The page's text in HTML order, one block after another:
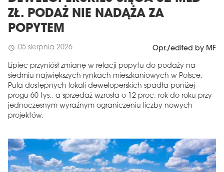
ZŁ. PODAŻ NIE NADĄŻA ZA
POPYTEM
schedule 05 sierpnia 2026 Opr./edited by MF
Lipiec przyniósł zmianę w relacji popytu do podaży na
siedmiu największych rynkach mieszkaniowych w Polsce.
Pula dostępnych lokali deweloperskich spadła poniżej
progu 60 tys., a sprzedaż wzrosła o 12 proc. rok do roku przy
jednoczesnym wyraźnym ograniczeniu liczby nowych
projektów.
Wydanie 6 (308)
CZERWIEC 2026
Więcej w tym wydaniu
arrow_forward